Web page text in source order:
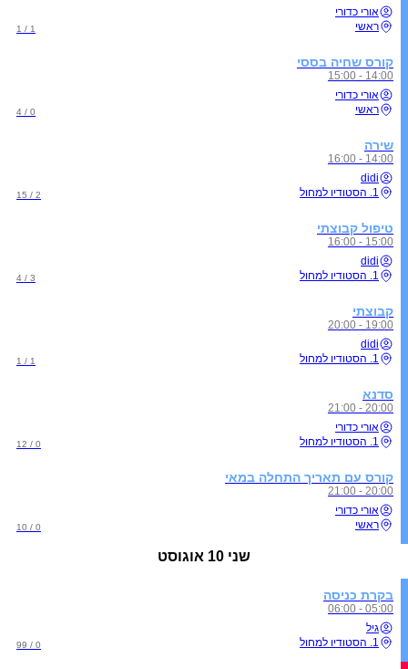
אורי כדורי
ראשי
1 / 1
קורס שחיה בססי
14:00 - 15:00
אורי כדורי
ראשי
0 / 4
שירה
14:00 - 16:00
didi
1. הסטודיו למחול
2 / 15
טיפול קבוצתי
15:00 - 16:00
didi
1. הסטודיו למחול
3 / 4
קבוצתי
19:00 - 20:00
didi
1. הסטודיו למחול
1 / 1
סדנא
20:00 - 21:00
אורי כדורי
1. הסטודיו למחול
0 / 12
קורס עם תאריך התחלה במאי
20:00 - 21:00
אורי כדורי
ראשי
0 / 10
שני 10 אוגוסט
בקרת כניסה
05:00 - 06:00
גיל
1. הסטודיו למחול
0 / 99